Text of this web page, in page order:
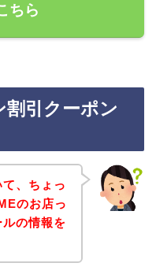
ちら
引クーポン
、ちょっ
のお店っ
の情報を